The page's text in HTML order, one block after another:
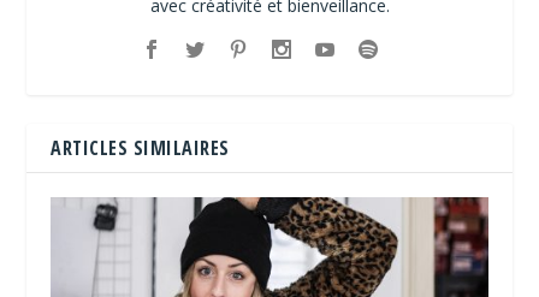
avec créativité et bienveillance.
ARTICLES SIMILAIRES